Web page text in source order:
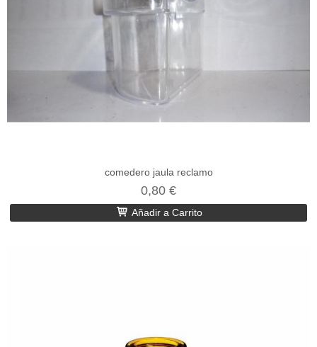
comedero jaula reclamo
0,80 €
Añadir a Carrito